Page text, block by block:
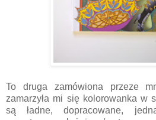
To druga zamówiona przeze
zamarzyła mi się kolorowanka w
są ładne, dopracowane,